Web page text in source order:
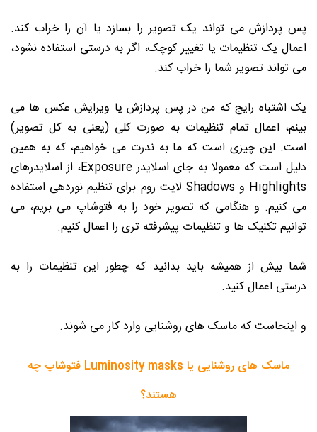
پس پردازش می تواند یک تصویر را بسازد یا آن را خراب کند.
اعمال یک تنظیمات یا تغییر کوچک، اگر به درستی استفاده نشود،
می تواند تصویر شما را خراب کند.
یک اشتباه رایج که من در پس پردازش یا ویرایش عکس ها می
بینم، اعمال تمام تنظیمات به صورت کلی (یعنی به کل تصویر)
است. این چیزی است که ما به ندرت می خواهیم، که به همین
دلیل است که معمولا به جای اسلایدر Exposure، از اسلایدرهای
Highlights و Shadows لایت روم برای تنظیم نوردهی استفاده
می کنیم. و هنگامی که تصویر خود را به فتوشاپ می بریم، می
توانیم تکنیک ها و تنظیمات پیشرفته تری را اعمال کنیم.
شما بیش از همیشه باید بدانید که چطور این تنظیمات را به
درستی اعمال کنید.
و اینجاست که ماسک های روشنایی وارد کار می شوند.
ماسک های روشنایی یا Luminosity masks فتوشاپ چه
هستند؟